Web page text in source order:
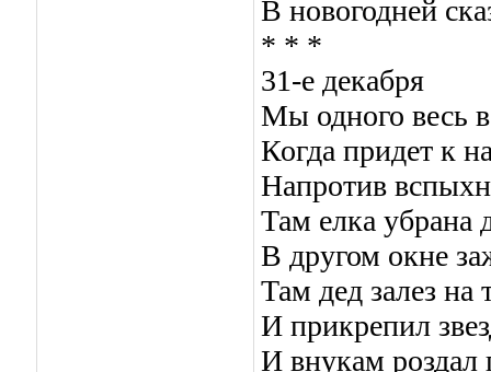
В новогодней
* * *
31-е декабря
Мы одного весь
Когда придет к
Напротив
Там елка убрана
В другом окне
Там дед залез на
И прикрепил
И внукам